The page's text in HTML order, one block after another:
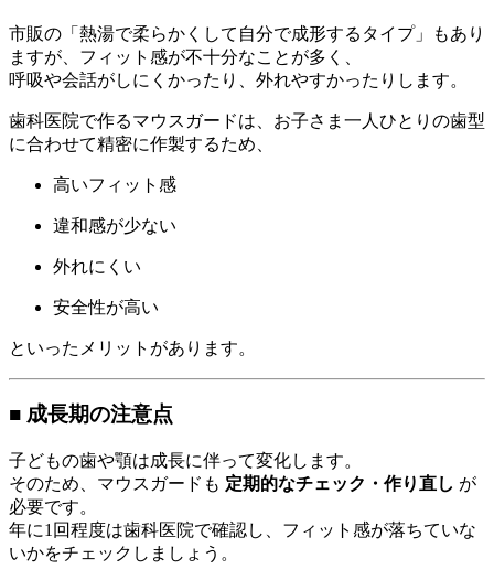
市販の「熱湯で柔らかくして自分で成形するタイプ」もあり
ますが、フィット感が不十分なことが多く、
呼吸や会話がしにくかったり、外れやすかったりします。
歯科医院で作るマウスガードは、お子さま一人ひとりの歯型
に合わせて精密に作製するため、
高いフィット感
違和感が少ない
外れにくい
安全性が高い
といったメリットがあります。
■ 成長期の注意点
子どもの歯や顎は成長に伴って変化します。
そのため、マウスガードも 定期的なチェック・作り直し が
必要です。
年に1回程度は歯科医院で確認し、フィット感が落ちていな
いかをチェックしましょう。